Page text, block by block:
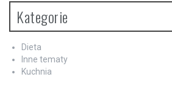
Kategorie
Dieta
Inne tematy
Kuchnia